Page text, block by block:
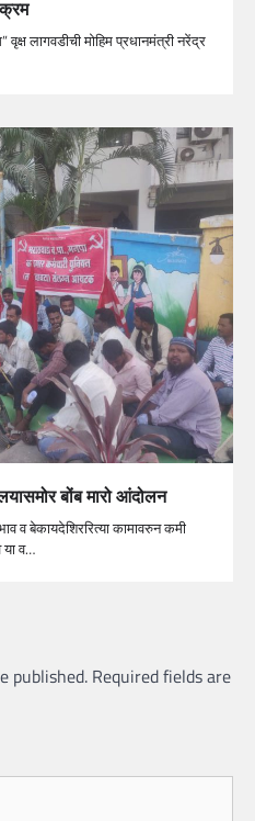
लागवडीची मोहिम प्रधानमंत्री नरेंद्र
बोंब मारो आंदोलन
व बेकायदेशिररित्या कामावरुन कमी
या व…
published. Required fields are